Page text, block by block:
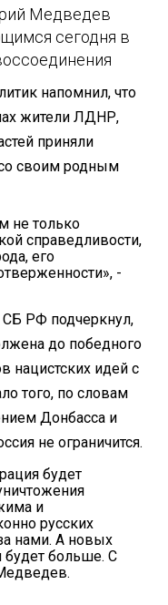
Медведев
сегодня в
напомнил, что
жители ЛДНР,
приняли
своим родным
не только
справедливости,
его
-
РФ подчеркнул,
до победного
нацистских идей с
того, по словам
Донбасса и
не ограничится.
будет
и
русских
нами. А новых
будет больше. С